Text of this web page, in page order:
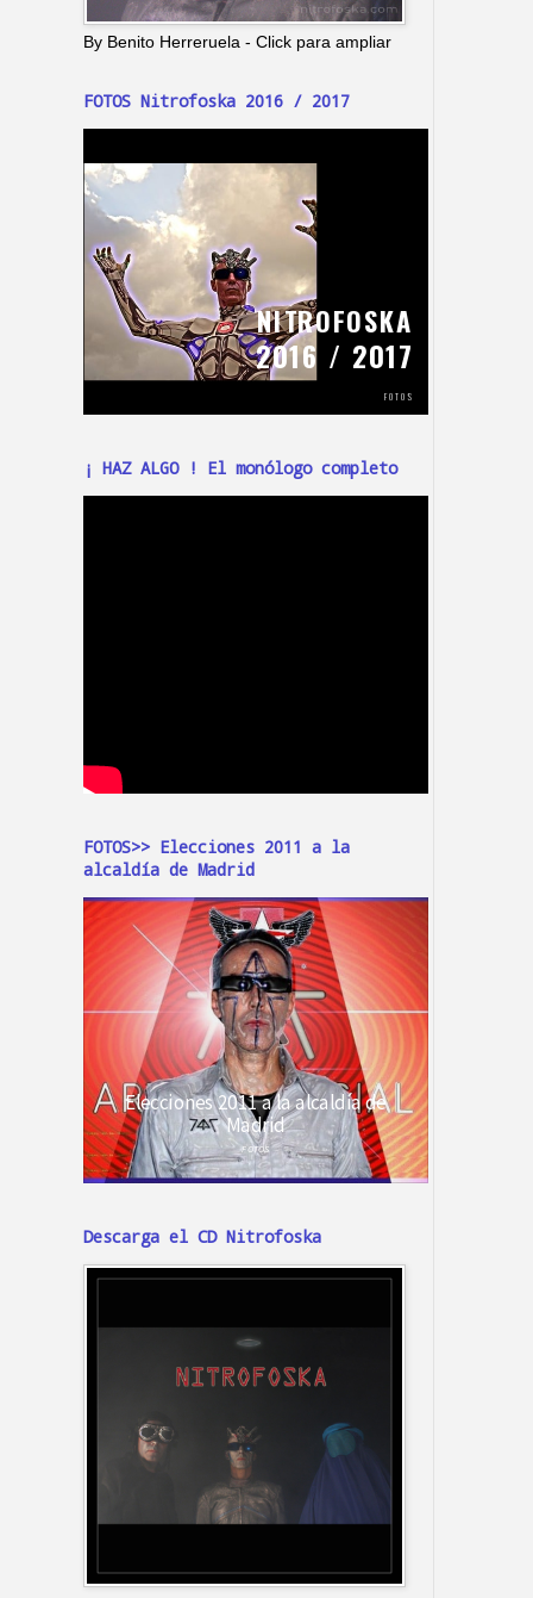
By Benito Herreruela - Click para ampliar
FOTOS Nitrofoska 2016 / 2017
¡ HAZ ALGO ! El monólogo completo
FOTOS>> Elecciones 2011 a la
alcaldía de Madrid
Descarga el CD Nitrofoska